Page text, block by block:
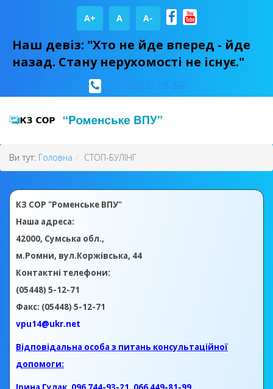
A+ А A-
Наш девіз: "Хто не йде вперед - йде
назад. Стану нерухомості не існує."
Ви тут: Головна СТОП-БУЛІНГ
КЗ СОР "Роменське ВПУ"
Наша адреса:
42000, Сумська обл.,
м.Ромни, вул.Коржівська, 44
Контактні телефони:
(05448) 5-12-71
Факс: (05448) 5-12-71
vpu14@ukr.net
Відповідальна особа з питань консультаційної
допомоги: